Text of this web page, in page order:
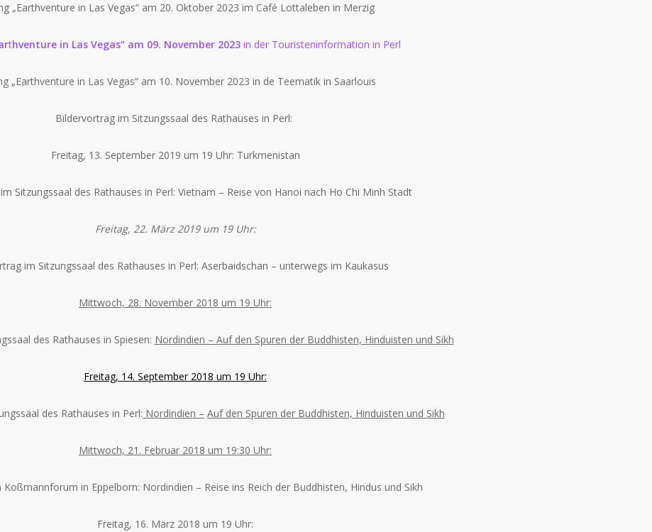
„Earthventure in Las Vegas“ am 20. Oktober 2023 im Café Lottaleben in Merzig
thventure in Las Vegas“ am 09. November 2023 in der Touristeninformation in Perl
„Earthventure in Las Vegas“ am 10. November 2023 in de Teematik in Saarlouis
Bildervortrag im Sitzungssaal des Rathauses in Perl:
Freitag, 13. September 2019 um 19 Uhr: Turkmenistan
Sitzungssaal des Rathauses in Perl: Vietnam – Reise von Hanoi nach Ho Chi Minh Stadt
Freitag, 22. März 2019 um 19 Uhr:
im Sitzungssaal des Rathauses in Perl: Aserbaidschan – unterwegs im Kaukasus
Mittwoch, 28. November 2018 um 19 Uhr:
des Rathauses in Spiesen: Nordindien – Auf den Spuren der Buddhisten, Hinduisten und Sikh
Freitag, 14. September 2018 um 19 Uhr:
des Rathauses in Perl: Nordindien – Auf den Spuren der Buddhisten, Hinduisten und Sikh
Mittwoch, 21. Februar 2018 um 19:30 Uhr:
in Eppelborn: Nordindien – Reise ins Reich der Buddhisten, Hindus und Sikh
Freitag, 16. März 2018 um 19 Uhr: